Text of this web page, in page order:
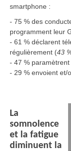
smartphone :
- 75 % des
programment leur
- 61 % déclarent
régulièrement (43
- 47 %
- 29 % envoient et/
La
somnolence
et la fatigue
diminuent la